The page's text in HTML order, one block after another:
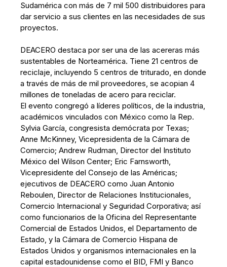
Sudamérica con más de 7 mil 500 distribuidores para
dar servicio a sus clientes en las necesidades de sus
proyectos.
DEACERO destaca por ser una de las acereras más
sustentables de Norteamérica. Tiene 21 centros de
reciclaje, incluyendo 5 centros de triturado, en donde
a través de más de mil proveedores, se acopian 4
millones de toneladas de acero para reciclar.
El evento congregó a líderes políticos, de la industria,
académicos vinculados con México como la Rep.
Sylvia García, congresista demócrata por Texas;
Anne McKinney, Vicepresidenta de la Cámara de
Comercio; Andrew Rudman, Director del Instituto
México del Wilson Center; Eric Farnsworth,
Vicepresidente del Consejo de las Américas;
ejecutivos de DEACERO como Juan Antonio
Reboulen, Director de Relaciones Institucionales,
Comercio Internacional y Seguridad Corporativa; así
como funcionarios de la Oficina del Representante
Comercial de Estados Unidos, el Departamento de
Estado, y la Cámara de Comercio Hispana de
Estados Unidos y organismos internacionales en la
capital estadounidense como el BID, FMI y Banco